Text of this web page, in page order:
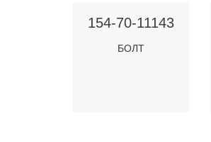
154-70-11143
БОЛТ